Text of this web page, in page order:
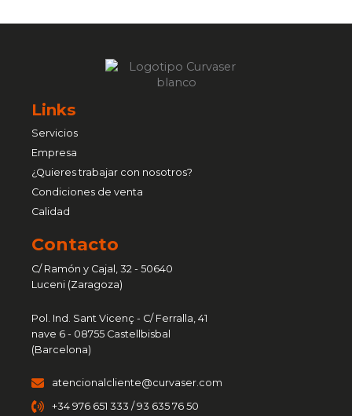
Links
Servicios
Empresa
¿Quieres trabajar con nosotros?
Condiciones de venta
Calidad
Contacto
C/ Ramón y Cajal, 32 - 50640
Luceni (Zaragoza)
Pol. Ind. Sant Vicenç - C/ Ferralla, 41
nave 6 - 08755 Castellbisbal
(Barcelona)
atencionalcliente@curvaser.com
+34 976 651 333 / 93 635 76 50